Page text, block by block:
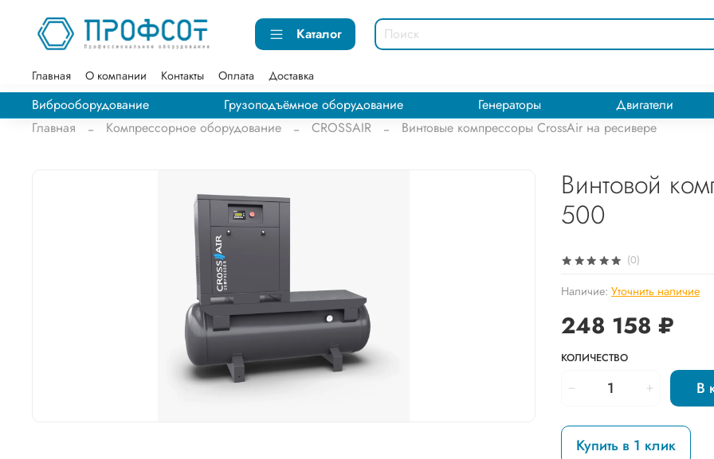
Каталог
Главная О компании Контакты Оплата Доставка
Виброоборудование Грузоподъёмное оборудование Генераторы Двигатели
Главная
Компрессорное оборудование CROSSAIR Винтовые компрессоры CrossAir на ресивере
(0)
Наличие: Уточнить наличие
Винтовой
500
248 158 ₽
КОЛИЧЕСТВО
В
Купить в 1 клик